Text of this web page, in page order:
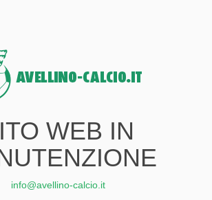
WEB IN
info@avellino-calcio.it